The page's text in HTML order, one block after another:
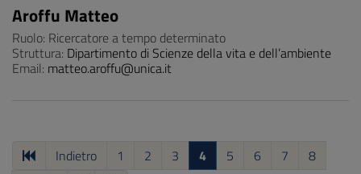
Aroffu Matteo
Ruolo: Ricercatore a tempo determinato
Struttura: Dipartimento di Scienze della vita e dell’ambiente
Email: matteo.aroffu@unica.it
Indietro 1 2 3 4 5 6 7
8